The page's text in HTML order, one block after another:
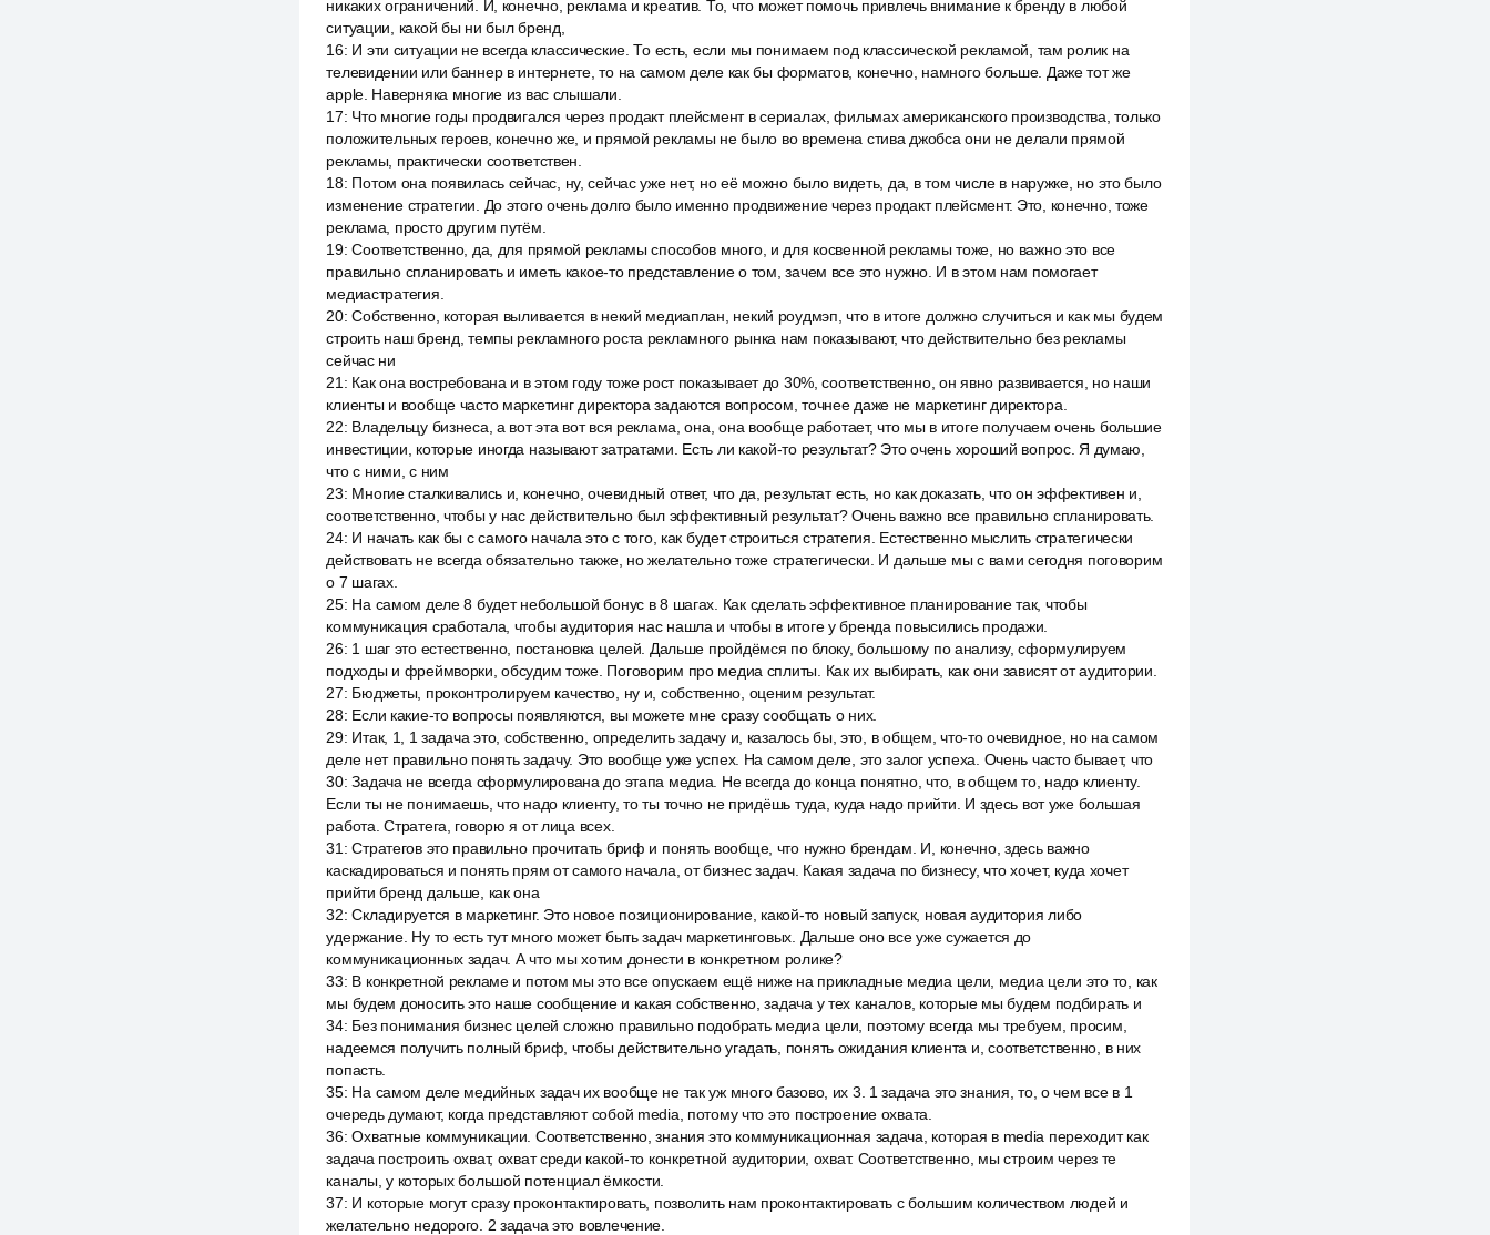
никаких ограничений. И, конечно, реклама и креатив. То, что может помочь привлечь внимание к бренду в любой
ситуации, какой бы ни был бренд,
16: И эти ситуации не всегда классические. То есть, если мы понимаем под классической рекламой, там ролик на
телевидении или баннер в интернете, то на самом деле как бы форматов, конечно, намного больше. Даже тот же
apple. Наверняка многие из вас слышали.
17: Что многие годы продвигался через продакт плейсмент в сериалах, фильмах американского производства, только
положительных героев, конечно же, и прямой рекламы не было во времена стива джобса они не делали прямой
рекламы, практически соответствен.
18: Потом она появилась сейчас, ну, сейчас уже нет, но её можно было видеть, да, в том числе в наружке, но это было
изменение стратегии. До этого очень долго было именно продвижение через продакт плейсмент. Это, конечно, тоже
реклама, просто другим путём.
19:Соответственно, да, для прямой рекламы способов много, и для косвенной рекламы тоже, но важно это все
правильно спланировать и иметь какое-то представление о том, зачем все это нужно. И в этом нам помогает
медиастратегия.
20:Собственно, которая выливается в некий медиаплан, некий роудмэп, что в итоге должно случиться и как мы будем
строить наш бренд, темпы рекламного роста рекламного рынка нам показывают, что действительно без рекламы
сейчас ни
21 : Как она востребована и в этом году тоже рост показывает до 30%, соответственно, он явно развивается, но наши
клиенты и вообще часто маркетинг директора задаются вопросом, точнее даже не маркетинг директора.
22: Владельцу бизнеса, а вот эта вот вся реклама, она, она вообще работает, что мы в итоге получаем очень большие
инвестиции, которые иногда называют затратами. Есть ли какой-то результат? Это очень хороший вопрос. Я думаю,
что с ними, с ним
23: Многие сталкивались и, конечно, очевидный ответ, что да, результат есть, но как доказать, что он эффективен и,
соответственно, чтобы у нас действительно был эффективный результат? Очень важно все правильно спланировать.
24: И начать как бы с самого начала это с того, как будет строиться стратегия. Естественно мыслить стратегически
действовать не всегда обязательно также, но желательно тоже стратегически. И дальше мы с вами сегодня поговорим
о 7 шагах.
25: На самом деле 8 будет небольшой бонус в 8 шагах. Как сделать эффективное планирование так, чтобы
коммуникация сработала, чтобы аудитория нас нашла и чтобы в итоге у бренда повысились продажи.
26: 1 шаг это естественно, постановка целей. Дальше пройдёмся по блоку, большому по анализу, сформулируем
подходы и фреймворки, обсудим тоже. Поговорим про медиа сплиты. Как их выбирать, как они зависят от аудитории.
27: Бюджеты, проконтролируем качество, ну и, собственно, оценим результат.
28: Если какие-то вопросы появляются, вы можете мне сразу сообщать о них.
29: Итак, 1, 1 задача это, собственно, определить задачу и, казалось бы, это, в общем, что-то очевидное, но на самом
деле нет правильно понять задачу. Это вообще уже успех. На самом деле, это залог успеха. Очень часто бывает, что
30:Задача не всегда сформулирована до этапа медиа. Не всегда до конца понятно, что, в общем то, надо клиенту.
Если ты не понимаешь, что надо клиенту, то ты точно не придёшь туда, куда надо прийти. И здесь вот уже большая
работа. Стратега, говорю я от лица всех.
31 :Стратегов это правильно прочитать бриф и понять вообще, что нужно брендам. И, конечно, здесь важно
каскадироваться и понять прям от самого начала, от бизнес задач. Какая задача по бизнесу, что хочет, куда хочет
прийти бренд дальше, как она
32:Складируется в маркетинг. Это новое позиционирование, какой-то новый запуск, новая аудитория либо
удержание. Ну то есть тут много может быть задач маркетинговых. Дальше оно все уже сужается до
коммуникационных задач. А что мы хотим донести в конкретном ролике?
33: В конкретной рекламе и потом мы это все опускаем ещё ниже на прикладные медиа цели, медиа цели это то, как
мы будем доносить это наше сообщение и какая собственно, задача у тех каналов, которые мы будем подбирать и
34: Без понимания бизнес целей сложно правильно подобрать медиа цели, поэтому всегда мы требуем, просим,
надеемся получить полный бриф, чтобы действительно угадать, понять ожидания клиента и, соответственно, в них
попасть.
35: На самом деле медийных задач их вообще не так уж много базово, их 3. 1 задача это знания, то, о чем все в 1
очередь думают, когда представляют собой media, потому что это построение охвата.
36:Охватные коммуникации. Соответственно, знания это коммуникационная задача, которая в media переходит как
задача построить охват, охват среди какой-то конкретной аудитории, охват. Соответственно, мы строим через те
каналы, у которых большой потенциал ёмкости.
37: И которые могут сразу проконтактировать, позволить нам проконтактировать с большим количеством людей и
желательно недорого. 2 задача это вовлечение.